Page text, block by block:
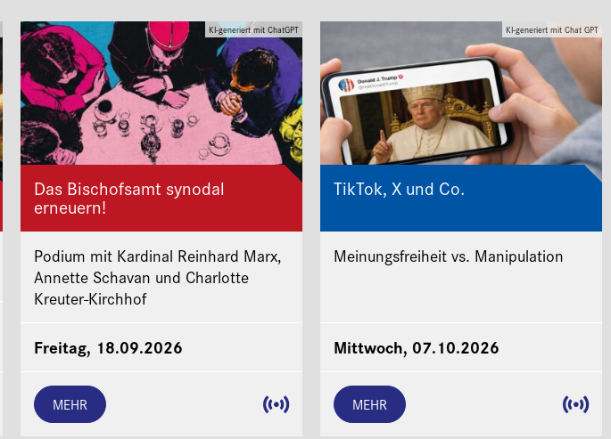
KI-generiert mit ChatGPT
Das Bischofsamt synodal
erneuern!
Podium mit Kardinal Reinhard Marx,
Annette Schavan und Charlotte
Kreuter-Kirchhof
Freitag, 18.09.2026
MEHR
KI-generiert mit Chat GPT
TikTok, X und Co.
Meinungsfreiheit vs. Manipulation
Mittwoch, 07.10.2026
MEHR